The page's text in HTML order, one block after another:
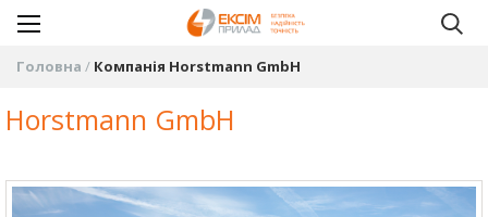
Головна Компанія Horstmann GmbH
Horstmann GmbH